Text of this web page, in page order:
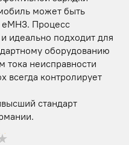
может быть
Процесс
идеально подходит для
оборудованию
тока неисправности
всегда контролирует
стандарт